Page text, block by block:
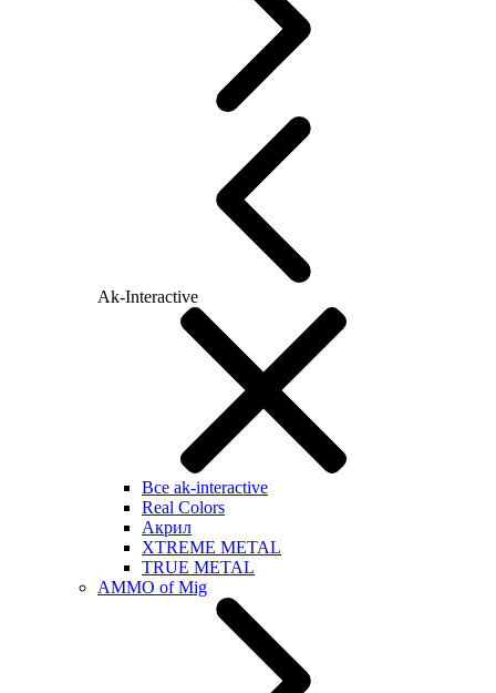
Ak-Interactive
Все ak-interactive
Real Colors
Акрил
XTREME METAL
TRUE METAL
AMMO of Mig